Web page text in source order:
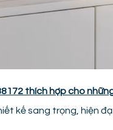
thích hợp cho
kế sang trọng, hiện